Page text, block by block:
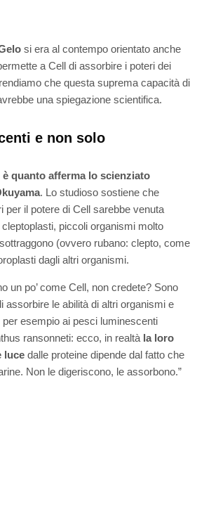
si era al contempo orientato anche
a Cell di assorbire i poteri dei
che questa suprema capacità di
una spiegazione scientifica.
e non solo
è quanto afferma lo scienziato
. Lo studioso sostiene che
per il potere di Cell sarebbe venuta
piccoli organismi molto
(ovvero rubano: clepto, come
dagli altri organismi.
un po’ come Cell, non credete? Sono
assorbire le abilità di altri organismi e
esempio ai pesci luminescenti
ransonneti: ecco, in realtà la loro
luce dalle proteine dipende dal fatto che
Non le digeriscono, le assorbono.”